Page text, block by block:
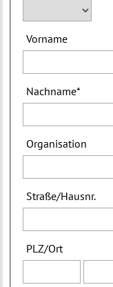
Vorname
Nachname*
Organisation
Straße/Hausnr.
PLZ/Ort